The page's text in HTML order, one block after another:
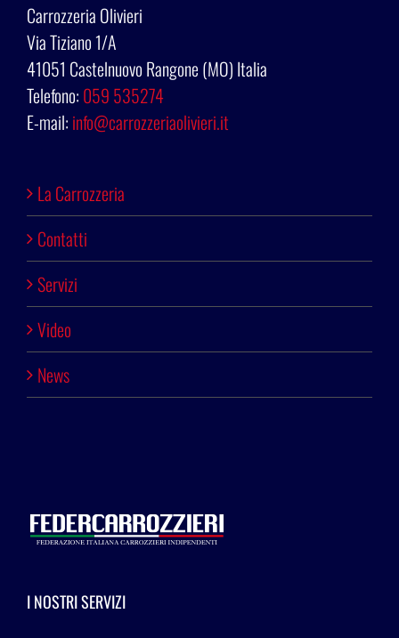
Carrozzeria Olivieri
Via Tiziano 1/A
41051 Castelnuovo Rangone (MO) Italia
Telefono: 059 535274
E-mail: info@carrozzeriaolivieri.it
La Carrozzeria
Contatti
Servizi
Video
News
I NOSTRI SERVIZI